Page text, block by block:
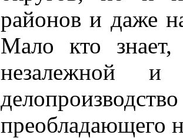
районов и даже
Мало кто
незалежной и
преобладающего